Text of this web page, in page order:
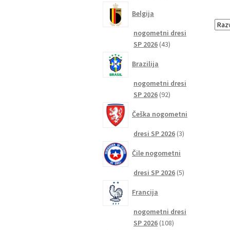
Belgija
nogometni dresi
SP 2026 4343
Brazilija
nogometni dresi
SP 2026 9292
Češka nogometni
dresi SP 2026 33
Čile nogometni
dresi SP 2026 55
Francija
nogometni dresi
SP 2026 108108